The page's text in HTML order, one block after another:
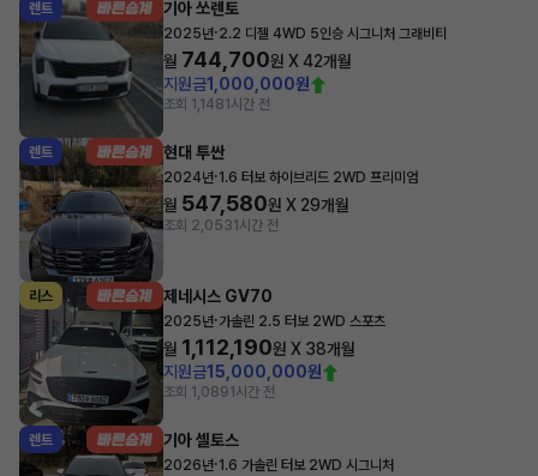
렌트 기아 쏘렌토
2025년·2.2 디젤 4WD 5인승 시그니처 그래비티
월 744,700원 X42개월
지원금1,000,000원
조회 1,1481시간 전
렌트 현대 투싼
2024년·1.6 터보 하이브리드 2WD 프리미엄
월 547,580원 X 29개월
조회 2,0531시간 전
리스 제네시스 GV70
2025년·가솔린 2.5 터보 2WD 스포츠
월 1,112,190원 X 38개월
지원금15,000,000원
조회 1,0891시간 전
렌트 기아 셀토스
2026년·1.6 가솔린 터보 2WD 시그니처